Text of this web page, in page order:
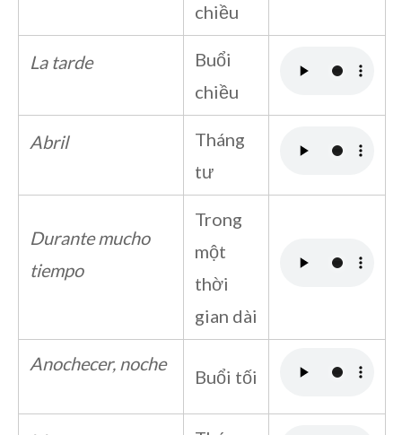
chiều
La tarde
Buổi
chiều
Abril
Tháng
tư
Durante mucho
tiempo
Trong
một
thời
gian dài
Anochecer, noche
Buổi tối